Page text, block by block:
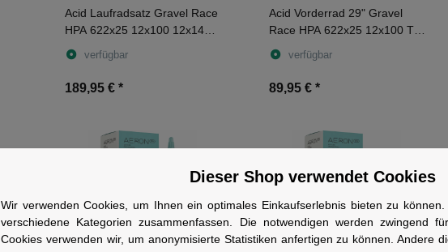
Acid Laufradsatz Gravel Race
HPA 622x25 12x100 12x142
TA J-Bend CL 28H black,
white
verfügbar
189,95 € *
Acid Vorderrad 29" Gravel
Race HPA 622x25 12x100 TA
J-Bend CL 28H black, white
verfügbar
89,95 € *
Dieser Shop verwendet Cookies
Wir verwenden Cookies, um Ihnen ein optimales Einkaufserlebnis bieten zu
verschiedene Kategorien zusammenfassen. Die notwendigen werden zwingend
Cookies verwenden wir, um anonymisierte Statistiken anfertigen zu können. Andere